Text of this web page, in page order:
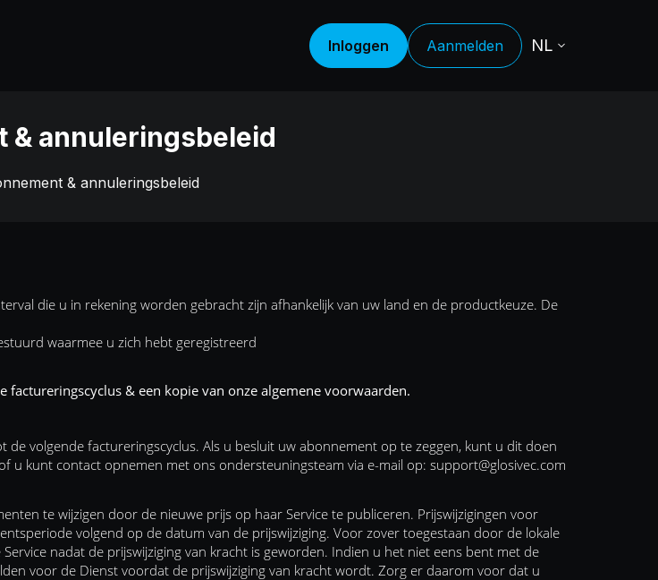
Inloggen Aanmelden NL
& annuleringsbeleid
& annuleringsbeleid
die u in rekening worden gebracht zijn afhankelijk van uw land en de productkeuze. De
waarmee u zich hebt geregistreerd
& een kopie van onze algemene voorwaarden.
volgende factureringscyclus. Als u besluit uw abonnement op te zeggen, kunt u dit doen
u kunt contact opnemen met ons ondersteuningsteam via e-mail op: support@glosivec.com
te wijzigen door de nieuwe prijs op haar Service te publiceren. Prijswijzigingen voor
volgend op de datum van de prijswijziging. Voor zover toegestaan door de lokale
nadat de prijswijziging van kracht is geworden. Indien u het niet eens bent met de
voor de Dienst voordat de prijswijziging van kracht wordt. Zorg er daarom voor dat u